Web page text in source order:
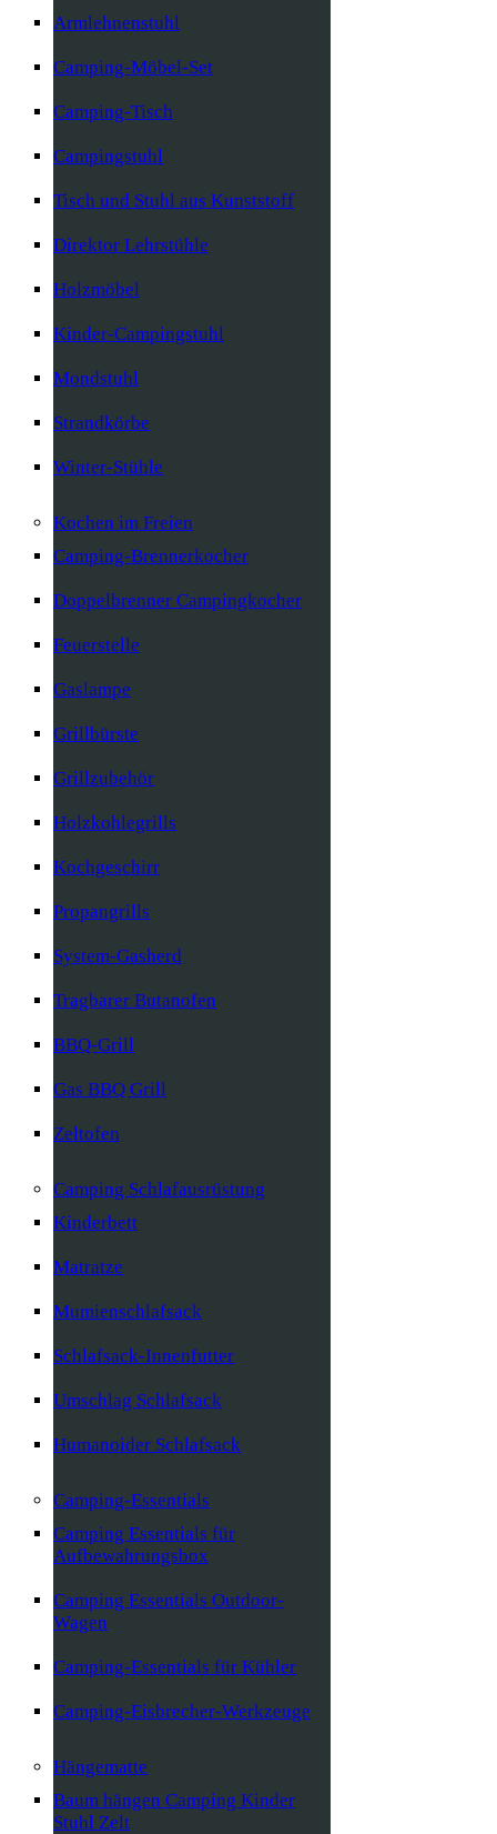
Armlehnenstuhl
Camping-Möbel-Set
Camping-Tisch
Campingstuhl
Tisch und Stuhl aus Kunststoff
Direktor Lehrstühle
Holzmöbel
Kinder-Campingstuhl
Mondstuhl
Strandkörbe
Winter-Stühle
Kochen im Freien
Camping-Brennerkocher
Doppelbrenner Campingkocher
Feuerstelle
Gaslampe
Grillbürste
Grillzubehör
Holzkohlegrills
Kochgeschirr
Propangrills
System-Gasherd
Tragbarer Butanofen
BBQ-Grill
Gas BBQ Grill
Zeltofen
Camping Schlafausrüstung
Kinderbett
Matratze
Mumienschlafsack
Schlafsack-Innenfutter
Umschlag Schlafsack
Humanoider Schlafsack
Camping-Essentials
Camping Essentials für
Aufbewahrungsbox
Camping Essentials Outdoor-
Wagen
Camping-Essentials für Kühler
Camping-Eisbrecher-Werkzeuge
Hängematte
Baum hängen Camping Kinder
Stuhl Zelt